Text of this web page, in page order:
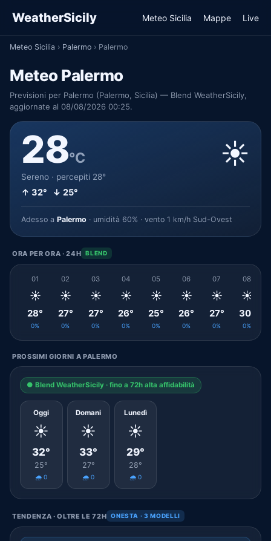
WeatherSicily Meteo Sicilia Mappe Live
Meteo Sicilia › Palermo › Palermo
Meteo Palermo
Previsioni per Palermo (Palermo, Sicilia) — Blend WeatherSicily,
aggiornate al 08/08/2026 00:25.
28°C
Sereno · percepiti 28°
↑ 32° ↓ 25°
☀️
Adesso a Palermo · umidità 60% · vento 1 km/h Sud-Ovest
ORA PER ORA · 24H BLEND
01
☀️
28°
0%
02
☀️
27°
0%
03
☀️
27°
0%
04
☀️
26°
0%
05
☀️
25°
0%
06
☀️
26°
0%
07
☀️
27°
0%
08
☀️
30°
0%
PROSSIMI GIORNI A PALERMO
● Blend WeatherSicily · fino a 72h alta affidabilità
Oggi
☀️
32°
25°
🌧️ 0
Domani
☀️
33°
27°
🌧️ 0
Lunedì
☀️
29°
28°
🌧️ 0
TENDENZA · OLTRE LE 72H ONESTA · 3 MODELLI